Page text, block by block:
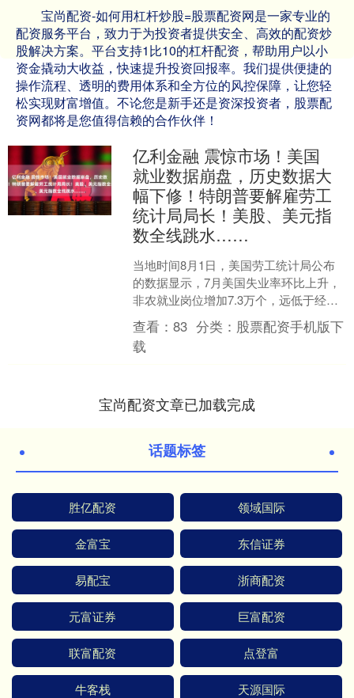
宝尚配资-如何用杠杆炒股=股票配资网是一家专业的
配资服务平台，致力于为投资者提供安全、高效的配资炒
股解决方案。平台支持1比10的杠杆配资，帮助用户以小
资金撬动大收益，快速提升投资回报率。我们提供便捷的
操作流程、透明的费用体系和全方位的风控保障，让您轻
松实现财富增值。不论您是新手还是资深投资者，股票配
资网都将是您值得信赖的合作伙伴！
亿利金融 震惊市场！美国
就业数据崩盘，历史数据大
幅下修！特朗普要解雇劳工
统计局局长！美股、美元指
数全线跳水……
当地时间8月1日，美国劳工统计局公布
的数据显示，7月美国失业率环比上升，
非农就业岗位增加7.3万个，远低于经济
学家此前预期的10万个。与此同时，美
国劳工统计局对....
查看：83 分类： 股票配资手机版下
载
宝尚配资文章已加载完成
话题标签
胜亿配资 领域国际
金富宝 东信证券
易配宝 浙商配资
元富证券 巨富配资
联富配资 点登富
牛客栈 天源国际